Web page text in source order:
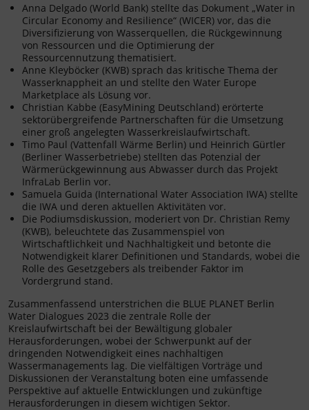
Anna Delgado (World Bank) stellte das Dokument „Water in
Circular Economy and Resilience“ (WICER) vor, das die
Diversifizierung von Wasserquellen, die Rückgewinnung
von Ressourcen und die Optimierung der
Ressourcennutzung thematisiert.
Anne Kleyböcker (KWB) sprach das kritische Thema der
Wasserknappheit an und stellte den Water Europe
Marketplace als Lösung vor.
Christian Kabbe (EasyMining Deutschland) erörterte
sektorübergreifende Partnerschaften für die Umsetzung
einer groß angelegten Wasserkreislaufwirtschaft.
Timo Paul (Vattenfall Wärme Berlin) und Heinrich Gürtler
(Berliner Wasserbetriebe) stellten das Potenzial der
Wärmerückgewinnung aus Abwasser durch das Projekt
InfraLab Berlin vor.
Samuela Guida (International Water Association IWA) stellte
die IWA und deren aktuellen Aktivitäten vor.
Die Podiumsdiskussion, moderiert von Dr. Christian Remy
(KWB), beleuchtete das Zusammenspiel von
Wirtschaftlichkeit und Nachhaltigkeit und betonte die
Notwendigkeit klarer Definitionen und Standards, wobei die
Rolle des Gesetzgebers als treibender Faktor im
Vordergrund stand.
Zusammenfassend unterstrichen die BLUE PLANET Berlin
Water Dialogues 2023 die zentrale Rolle der
Kreislaufwirtschaft bei der Bewältigung globaler
Herausforderungen, wobei der Schwerpunkt auf der
dringenden Notwendigkeit eines nachhaltigen
Wassermanagements lag. Die vielfältigen Vorträge und
Diskussionen der Veranstaltung boten eine umfassende
Perspektive auf aktuelle Entwicklungen und zukünftige
Herausforderungen in diesem wichtigen Sektor.